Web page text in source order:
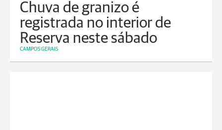
Chuva de granizo é
registrada no interior de
Reserva neste sábado
CAMPOS GERAIS